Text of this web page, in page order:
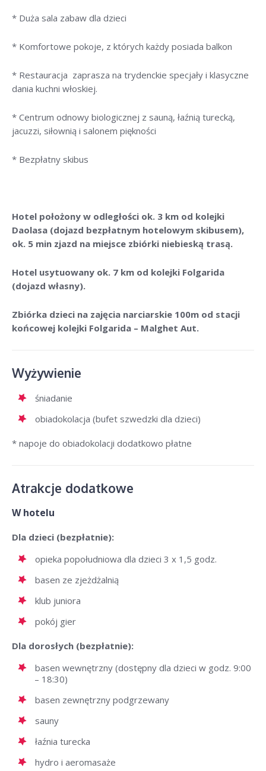
* Duża sala zabaw dla dzieci
* Komfortowe pokoje, z których każdy posiada balkon
* Restauracja zaprasza na trydenckie specjały i klasyczne
dania kuchni włoskiej.
* Centrum odnowy biologicznej z sauną, łaźnią turecką,
jacuzzi, siłownią i salonem piękności
* Bezpłatny skibus
Hotel położony w odległości ok. 3 km od kolejki
Daolasa (dojazd bezpłatnym hotelowym skibusem),
ok. 5 min zjazd na miejsce zbiórki niebieską trasą.
Hotel usytuowany ok. 7 km od kolejki Folgarida
(dojazd własny).
Zbiórka dzieci na zajęcia narciarskie 100m od stacji
końcowej kolejki Folgarida – Malghet Aut.
Wyżywienie
śniadanie
obiadokolacja (bufet szwedzki dla dzieci)
* napoje do obiadokolacji dodatkowo płatne
Atrakcje dodatkowe
W hotelu
Dla dzieci (bezpłatnie):
opieka popołudniowa dla dzieci 3 x 1,5 godz.
basen ze zjeżdżalnią
klub juniora
pokój gier
Dla dorosłych (bezpłatnie):
basen wewnętrzny (dostępny dla dzieci w godz. 9:00
– 18:30)
basen zewnętrzny podgrzewany
sauny
łaźnia turecka
hydro i aeromasaże